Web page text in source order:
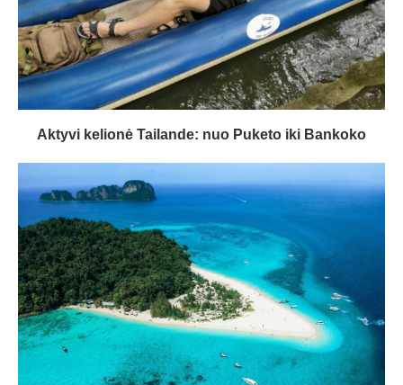
Aktyvi kelionė Tailande: nuo Puketo iki Bankoko